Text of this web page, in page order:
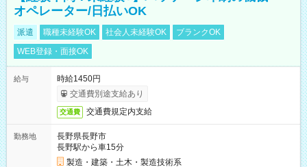
オペレーター/日払いOK
派遣 職種未経験OK 社会人未経験OK
ブランクOK
WEB登録・面接OK
給与
時給1450円
交通費別途支給あり
交通費 交通費規定内支給
勤務地
長野県長野市
長野駅から車15分
製造・建築・土木・製造技術系